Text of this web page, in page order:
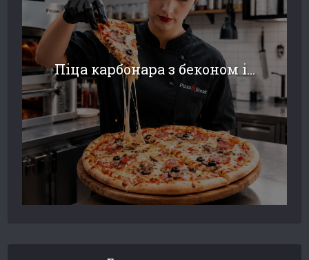
Піца карбонара з беконом і...